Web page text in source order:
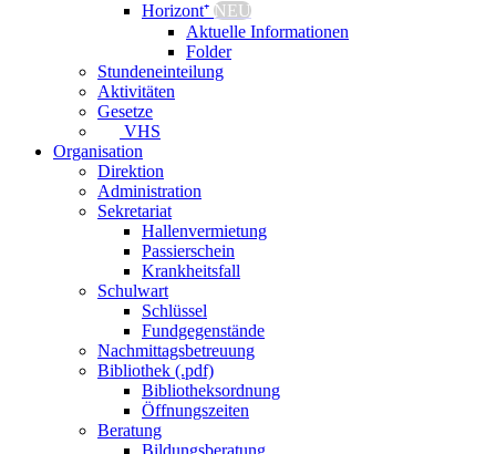
Horizont⁺ NEU
Aktuelle Informationen
Folder
Stundeneinteilung
Aktivitäten
Gesetze
VHS
Organisation
Direktion
Administration
Sekretariat
Hallenvermietung
Passierschein
Krankheitsfall
Schulwart
Schlüssel
Fundgegenstände
Nachmittagsbetreuung
Bibliothek (.pdf)
Bibliotheksordnung
Öffnungszeiten
Beratung
Bildungsberatung